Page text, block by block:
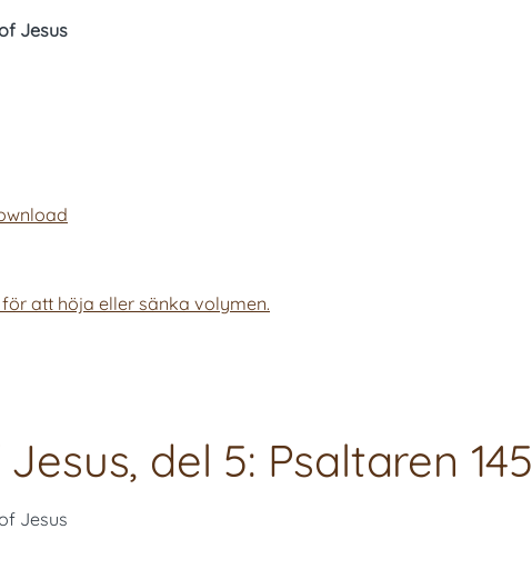
Jesus
att höja eller sänka volymen.
del 5: Psaltaren 145
Jesus